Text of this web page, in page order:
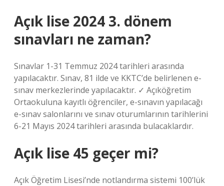
Açık lise 2024 3. dönem
sınavları ne zaman?
Sınavlar 1-31 Temmuz 2024 tarihleri ​​arasında
yapılacaktır. Sınav, 81 ilde ve KKTC’de belirlenen e-
sınav merkezlerinde yapılacaktır. ✓ Açıköğretim
Ortaokuluna kayıtlı öğrenciler, e-sınavın yapılacağı
e-sınav salonlarını ve sınav oturumlarının tarihlerini
6-21 Mayıs 2024 tarihleri ​​arasında bulacaklardır.
Açık lise 45 geçer mi?
Açık Öğretim Lisesi’nde notlandırma sistemi 100’lük